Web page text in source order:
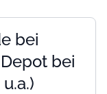
bei
bei